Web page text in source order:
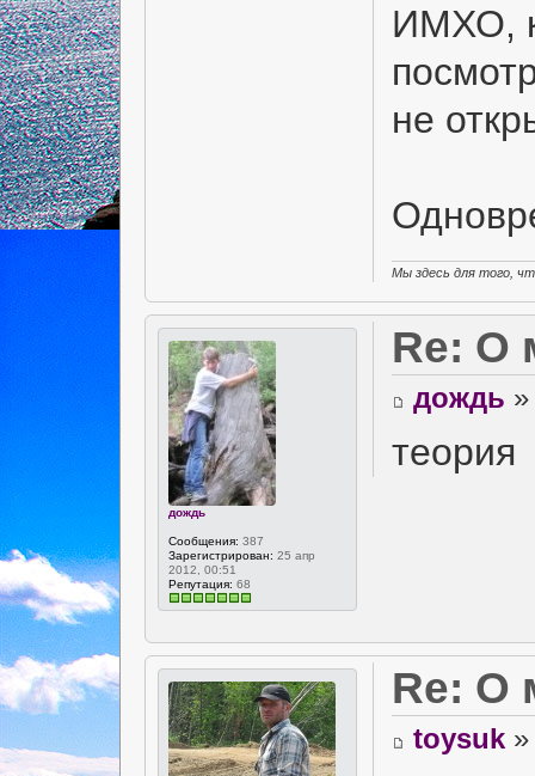
ИМХО,
не
Мы здесь для того,
дождь
Сообщения: 387
Зарегистрирован: 25 апр
2012, 00:51
Репутация: 68
Re: О
дождь
теория
Re: О
toysuk